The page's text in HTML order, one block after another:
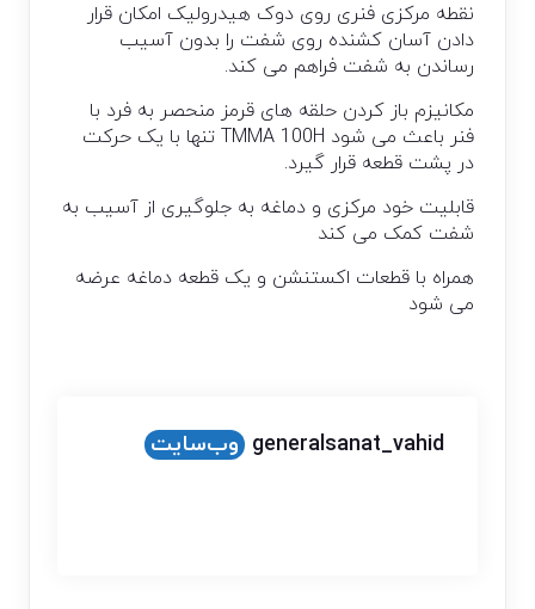
نقطه مرکزی فنری روی دوک هیدرولیک امکان قرار
دادن آسان کشنده روی شفت را بدون آسیب
رساندن به شفت فراهم می کند.
مکانیزم باز کردن حلقه های قرمز منحصر به فرد با
فنر باعث می شود TMMA 100H تنها با یک حرکت
در پشت قطعه قرار گیرد.
قابلیت خود مرکزی و دماغه به جلوگیری از آسیب به
شفت کمک می کند
همراه با قطعات اکستنشن و یک قطعه دماغه عرضه
می شود
generalsanat_vahid وب‌سایت